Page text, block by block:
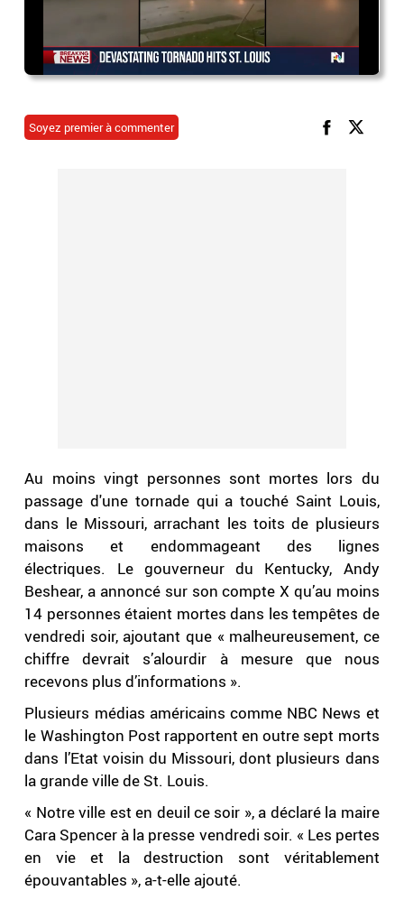
Soyez premier à commenter
Au moins vingt personnes sont mortes lors du
passage d'une tornade qui a touché Saint Louis,
dans le Missouri, arrachant les toits de plusieurs
maisons et endommageant des lignes
électriques. Le gouverneur du Kentucky, Andy
Beshear, a annoncé sur son compte X qu’au moins
14 personnes étaient mortes dans les tempêtes de
vendredi soir, ajoutant que « malheureusement, ce
chiffre devrait s’alourdir à mesure que nous
recevons plus d’informations ».
Plusieurs médias américains comme NBC News et
le Washington Post rapportent en outre sept morts
dans l’Etat voisin du Missouri, dont plusieurs dans
la grande ville de St. Louis.
« Notre ville est en deuil ce soir », a déclaré la maire
Cara Spencer à la presse vendredi soir. « Les pertes
en vie et la destruction sont véritablement
épouvantables », a-t-elle ajouté.